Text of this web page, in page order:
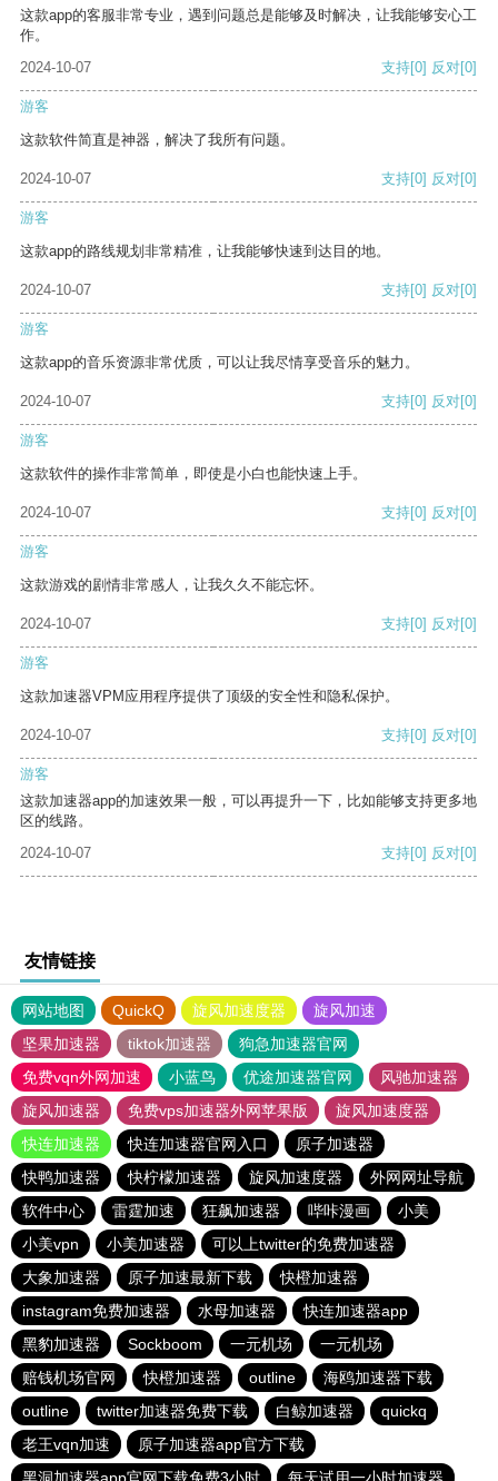
这款app的客服非常专业，遇到问题总是能够及时解决，让我能够安心工
作。
2024-10-07
支持[0] 反对[0]
游客
这款软件简直是神器，解决了我所有问题。
2024-10-07 支持[0] 反对[0]
游客
这款app的路线规划非常精准，让我能够快速到达目的地。
2024-10-07 支持[0] 反对[0]
游客
这款app的音乐资源非常优质，可以让我尽情享受音乐的魅力。
2024-10-07 支持[0] 反对[0]
游客
这款软件的操作非常简单，即使是小白也能快速上手。
2024-10-07 支持[0] 反对[0]
游客
这款游戏的剧情非常感人，让我久久不能忘怀。
2024-10-07 支持[0] 反对[0]
游客
这款加速器VPM应用程序提供了顶级的安全性和隐私保护。
2024-10-07 支持[0] 反对[0]
游客
这款加速器app的加速效果一般，可以再提升一下，比如能够支持更多地
区的线路。
2024-10-07
支持[0] 反对[0]
友情链接
网站地图 QuickQ 旋风加速度器
旋风加速
坚果加速器
tiktok加速器
狗急加速器官网
免费vqn外网加速
小蓝鸟 优途加速器官网
风驰加速器
旋风加速器
免费vps加速器外网苹果版
旋风加速度器
快连加速器
快连加速器官网入口
原子加速器
快鸭加速器
快柠檬加速器 旋风加速度器
外网网址导航
软件中心
雷霆加速 狂飙加速器 哔咔漫画
小美
小美vpn
小美加速器
可以上twitter的免费加速器
大象加速器
原子加速最新下载
快橙加速器
instagram免费加速器
水母加速器
快连加速器app
黑豹加速器
Sockboom 一元机场
一元机场
赔钱机场官网
快橙加速器 outline
海鸥加速器下载
outline
twitter加速器免费下载 白鲸加速器
quickq
老王vqn加速
原子加速器app官方下载